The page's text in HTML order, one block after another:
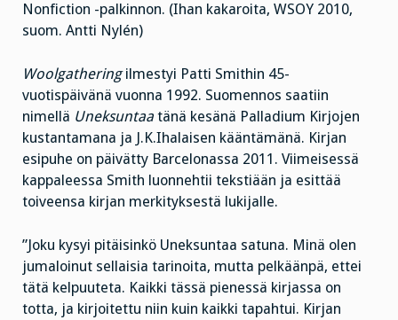
Nonfiction -palkinnon. (Ihan kakaroita, WSOY 2010,
suom. Antti Nylén)
Woolgatheringilmestyi Patti Smithin 45-
vuotispäivänä vuonna 1992. Suomennos saatiin
nimellä Uneksuntaa tänä kesänä Palladium Kirjojen
kustantamana ja J.K.Ihalaisen kääntämänä. Kirjan
esipuhe on päivätty Barcelonassa 2011. Viimeisessä
kappaleessa Smith luonnehtii tekstiään ja esittää
toiveensa kirjan merkityksestä lukijalle.
”Joku kysyi pitäisinkö Uneksuntaa satuna. Minä olen
jumaloinut sellaisia tarinoita, mutta pelkäänpä, ettei
tätä kelpuuteta. Kaikki tässä pienessä kirjassa on
totta, ja kirjoitettu niin kuin kaikki tapahtui. Kirjan